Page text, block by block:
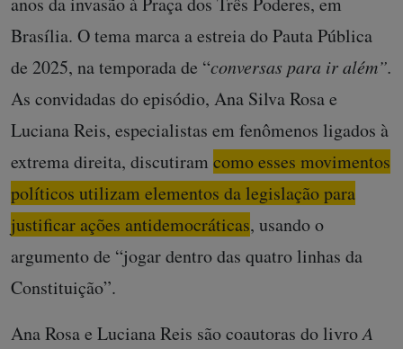
Brasília. O tema marca a estreia do Pauta Pública
de 2025, na temporada de “conversas para ir além”.
As convidadas do episódio, Ana Silva Rosa e
Luciana Reis, especialistas em fenômenos ligados à
extrema direita, discutiram como esses movimentos
políticos utilizam elementos da legislação para
justificar ações antidemocráticas, usando o
argumento de “jogar dentro das quatro linhas da
Constituição”.
Ana Rosa e Luciana Reis são coautoras do livroA